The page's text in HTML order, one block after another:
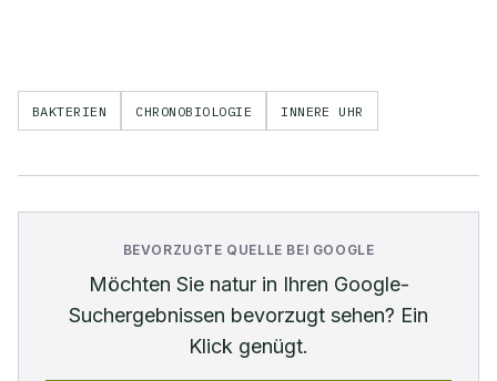
BAKTERIEN CHRONOBIOLOGIE INNERE UHR
BEVORZUGTE QUELLE BEI GOOGLE
Möchten Sie naturin Ihren Google-
Suchergebnissen bevorzugt sehen? Ein
Klick genügt.